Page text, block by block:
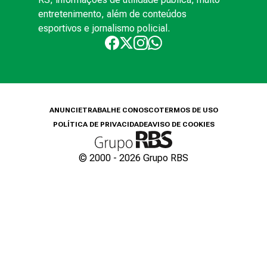
entretenimento, além de conteúdos
esportivos e jornalismo policial.
ANUNCIETRABALHE CONOSCOTERMOS DE USO
POLÍTICA DE PRIVACIDADEAVISO DE COOKIES
© 2000 - 2026 Grupo RBS